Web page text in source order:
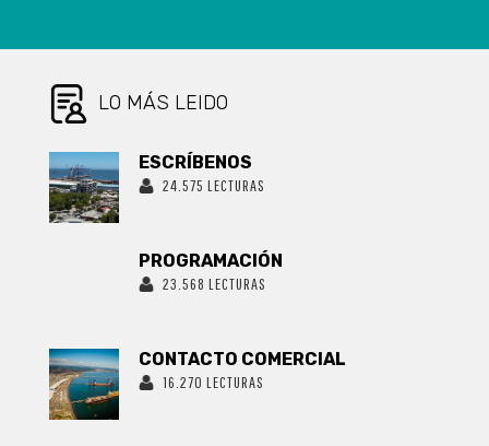
PERSONAS
CON COVID-19
LO MÁS LEIDO
ESCRÍBENOS
24.575 LECTURAS
PROGRAMACIÓN
23.568 LECTURAS
CONTACTO COMERCIAL
16.270 LECTURAS